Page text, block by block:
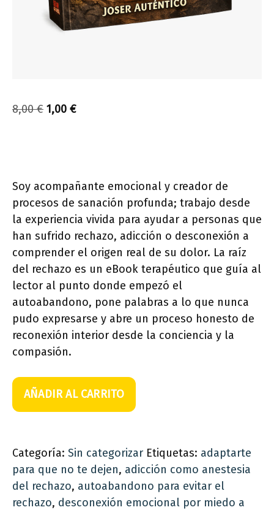
8,00€ El
1,00 €El
Soy acompañante emocional y creador de
procesos de sanación profunda; trabajo desde
la experiencia vivida para ayudar a personas que
han sufrido rechazo, adicción o desconexión a
comprender el origen real de su dolor. La raíz
del rechazo es un eBook terapéutico que guía al
lector al punto donde empezó el
autoabandono, pone palabras a lo que nunca
pudo expresarse y abre un proceso honesto de
reconexión interior desde la conciencia y la
compasión.
La
Raíz
cantidad
AÑADIR AL CARRITO
Categoría: Sin categorizar Etiquetas: adaptarte
para que no te dejen, adicción como anestesia
del rechazo, autoabandono para evitar el
rechazo, desconexión emocional por miedo a